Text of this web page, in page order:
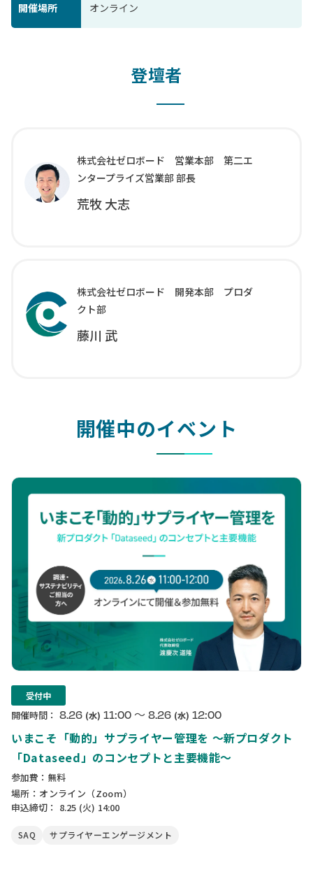
開催場所 オンライン
登壇者
株式会社ゼロボード 営業本部 第二エ
ンタープライズ営業部 部長
荒牧 大志
株式会社ゼロボード 開発本部 プロダ
クト部
藤川 武
開催中のイベント
受付中
開催時間： 8.26 (水) 11:00 〜 8.26 (水) 12:00
いまこそ「動的」サプライヤー管理を 〜新プロダクト
「Dataseed」のコンセプトと主要機能〜
参加費：無料
場所：オンライン（Zoom）
申込締切： 8.25 (火) 14:00
SAQ サプライヤーエンゲージメント